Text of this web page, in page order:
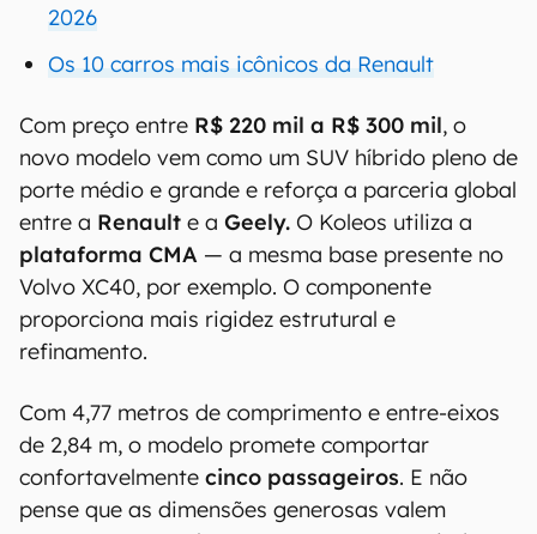
2026
Os 10 carros mais icônicos da Renault
Com preço entre R$ 220 mil a R$ 300 mil, o
novo modelo vem como um SUV híbrido pleno de
porte médio e grande e reforça a parceria global
entre a Renault e a Geely. O Koleos utiliza a
plataforma CMA — a mesma base presente no
Volvo XC40, por exemplo. O componente
proporciona mais rigidez estrutural e
refinamento.
Com 4,77 metros de comprimento e entre-eixos
de 2,84 m, o modelo promete comportar
confortavelmente cinco passageiros. E não
pense que as dimensões generosas valem